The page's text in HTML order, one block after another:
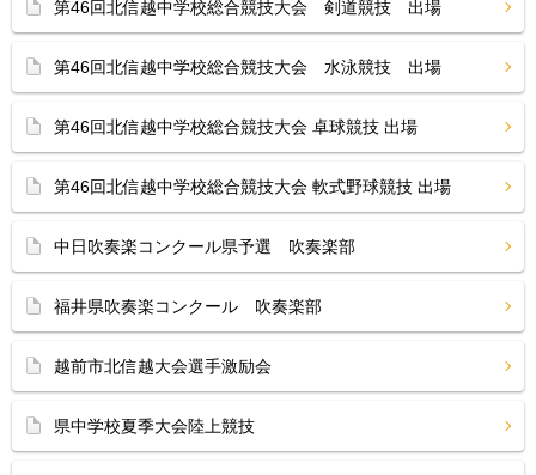
第46回北信越中学校総合競技大会 剣道競技 出場
第46回北信越中学校総合競技大会 水泳競技 出場
第46回北信越中学校総合競技大会 卓球競技 出場
第46回北信越中学校総合競技大会 軟式野球競技 出場
中日吹奏楽コンクール県予選 吹奏楽部
福井県吹奏楽コンクール 吹奏楽部
越前市北信越大会選手激励会
県中学校夏季大会陸上競技